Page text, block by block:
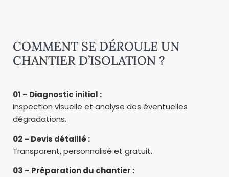
COMMENT SE DÉROULE UN
CHANTIER D’ISOLATION ?
01 – Diagnostic initial :
Inspection visuelle et analyse des éventuelles
dégradations.
02 – Devis détaillé :
Transparent, personnalisé et gratuit.
03 – Préparation du chantier :